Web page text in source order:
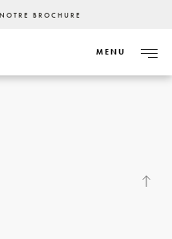
BROCHURE
MENU